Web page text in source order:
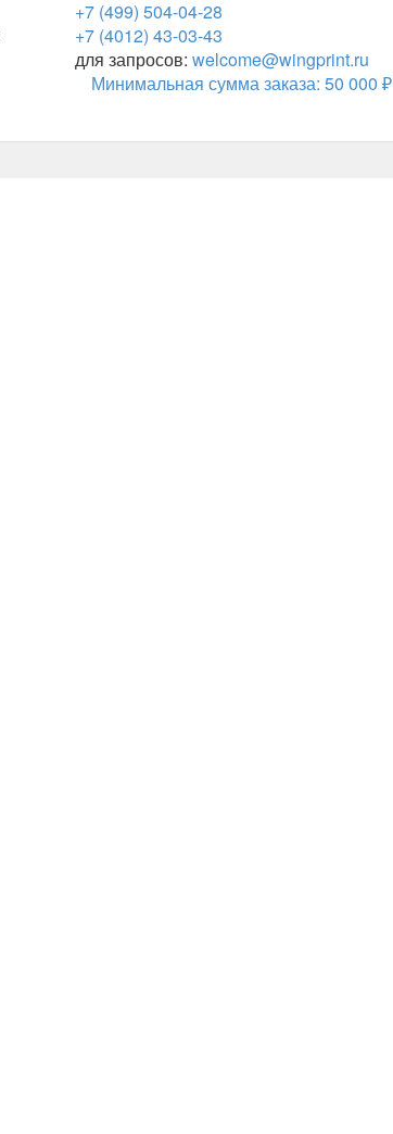
+7 (499) 504-04-28
+7 (4012) 43-03-43
для запросов: welcome@wingprint.ru
Минимальная сумма заказа: 50 000 ₽